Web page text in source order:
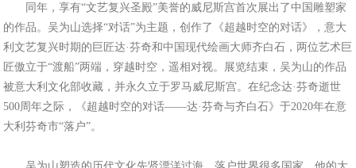
同年，享有“文艺复兴圣殿”美誉的威尼斯宫首次展出了中国雕塑家
的作品。吴为山选择“对话”为主题，创作了《超越时空的对话》，意大
利文艺复兴时期的巨匠达·芬奇和中国现代绘画大师齐白石，两位艺术巨
匠傲立于“渡船”两端，穿越时空，遥相对视。展览结束，吴为山的作品
被意大利文化部收藏，并永久立于罗马威尼斯宫。在纪念达·芬奇逝世
500周年之际，《超越时空的对话——达·芬奇与齐白石》于2020年在意
大利芬奇市“落户”。